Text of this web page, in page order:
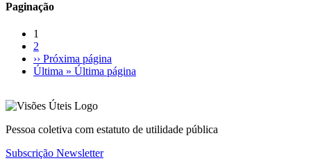
Paginação
1
2
›› Próxima página
Última » Última página
Pessoa coletiva com estatuto de utilidade pública
Subscrição Newsletter